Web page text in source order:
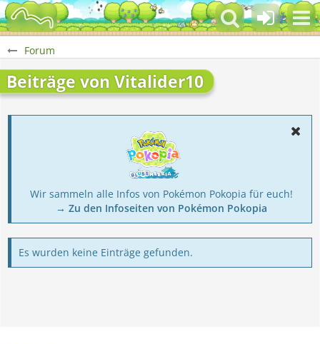
Forum
Beiträge von Vitalider10
Wir sammeln alle Infos von Pokémon Pokopia für euch!
→ Zu den Infoseiten von Pokémon Pokopia
Es wurden keine Einträge gefunden.